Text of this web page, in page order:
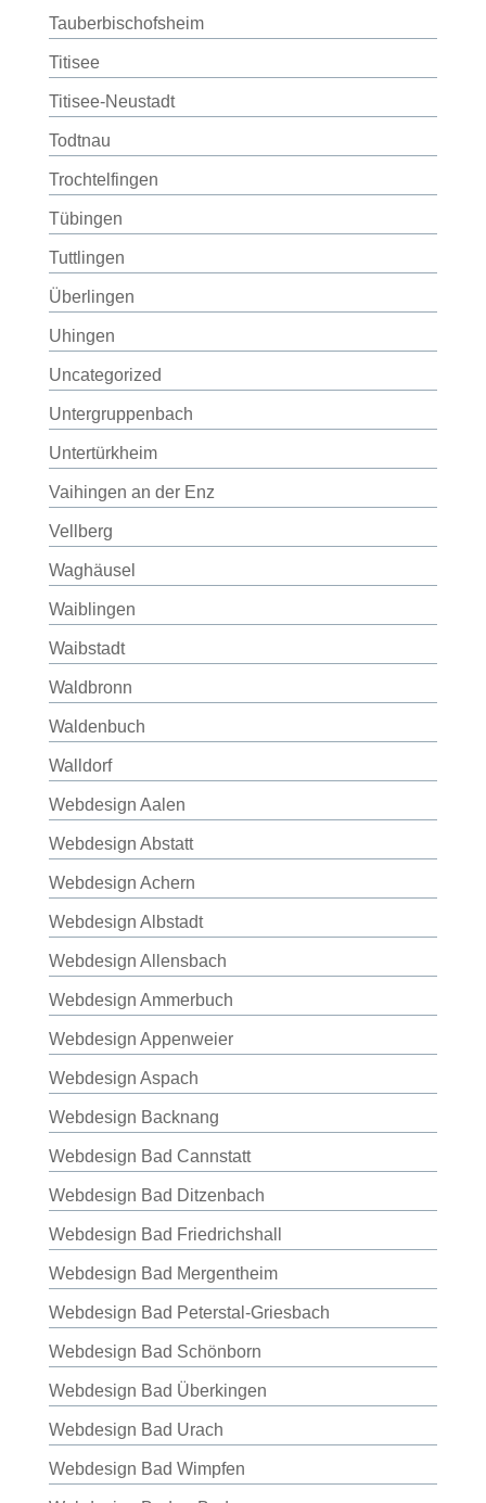
Tauberbischofsheim
Titisee
Titisee-Neustadt
Todtnau
Trochtelfingen
Tübingen
Tuttlingen
Überlingen
Uhingen
Uncategorized
Untergruppenbach
Untertürkheim
Vaihingen an der Enz
Vellberg
Waghäusel
Waiblingen
Waibstadt
Waldbronn
Waldenbuch
Walldorf
Webdesign Aalen
Webdesign Abstatt
Webdesign Achern
Webdesign Albstadt
Webdesign Allensbach
Webdesign Ammerbuch
Webdesign Appenweier
Webdesign Aspach
Webdesign Backnang
Webdesign Bad Cannstatt
Webdesign Bad Ditzenbach
Webdesign Bad Friedrichshall
Webdesign Bad Mergentheim
Webdesign Bad Peterstal-Griesbach
Webdesign Bad Schönborn
Webdesign Bad Überkingen
Webdesign Bad Urach
Webdesign Bad Wimpfen